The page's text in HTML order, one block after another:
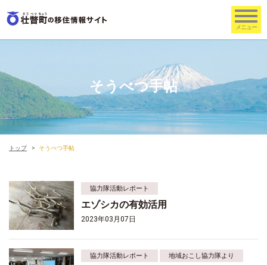
そうべつ手帖
トップ そうべつ手帖
協力隊活動レポート
エゾシカの有効活用
2023年03月07日
協力隊活動レポート 地域おこし協力隊より